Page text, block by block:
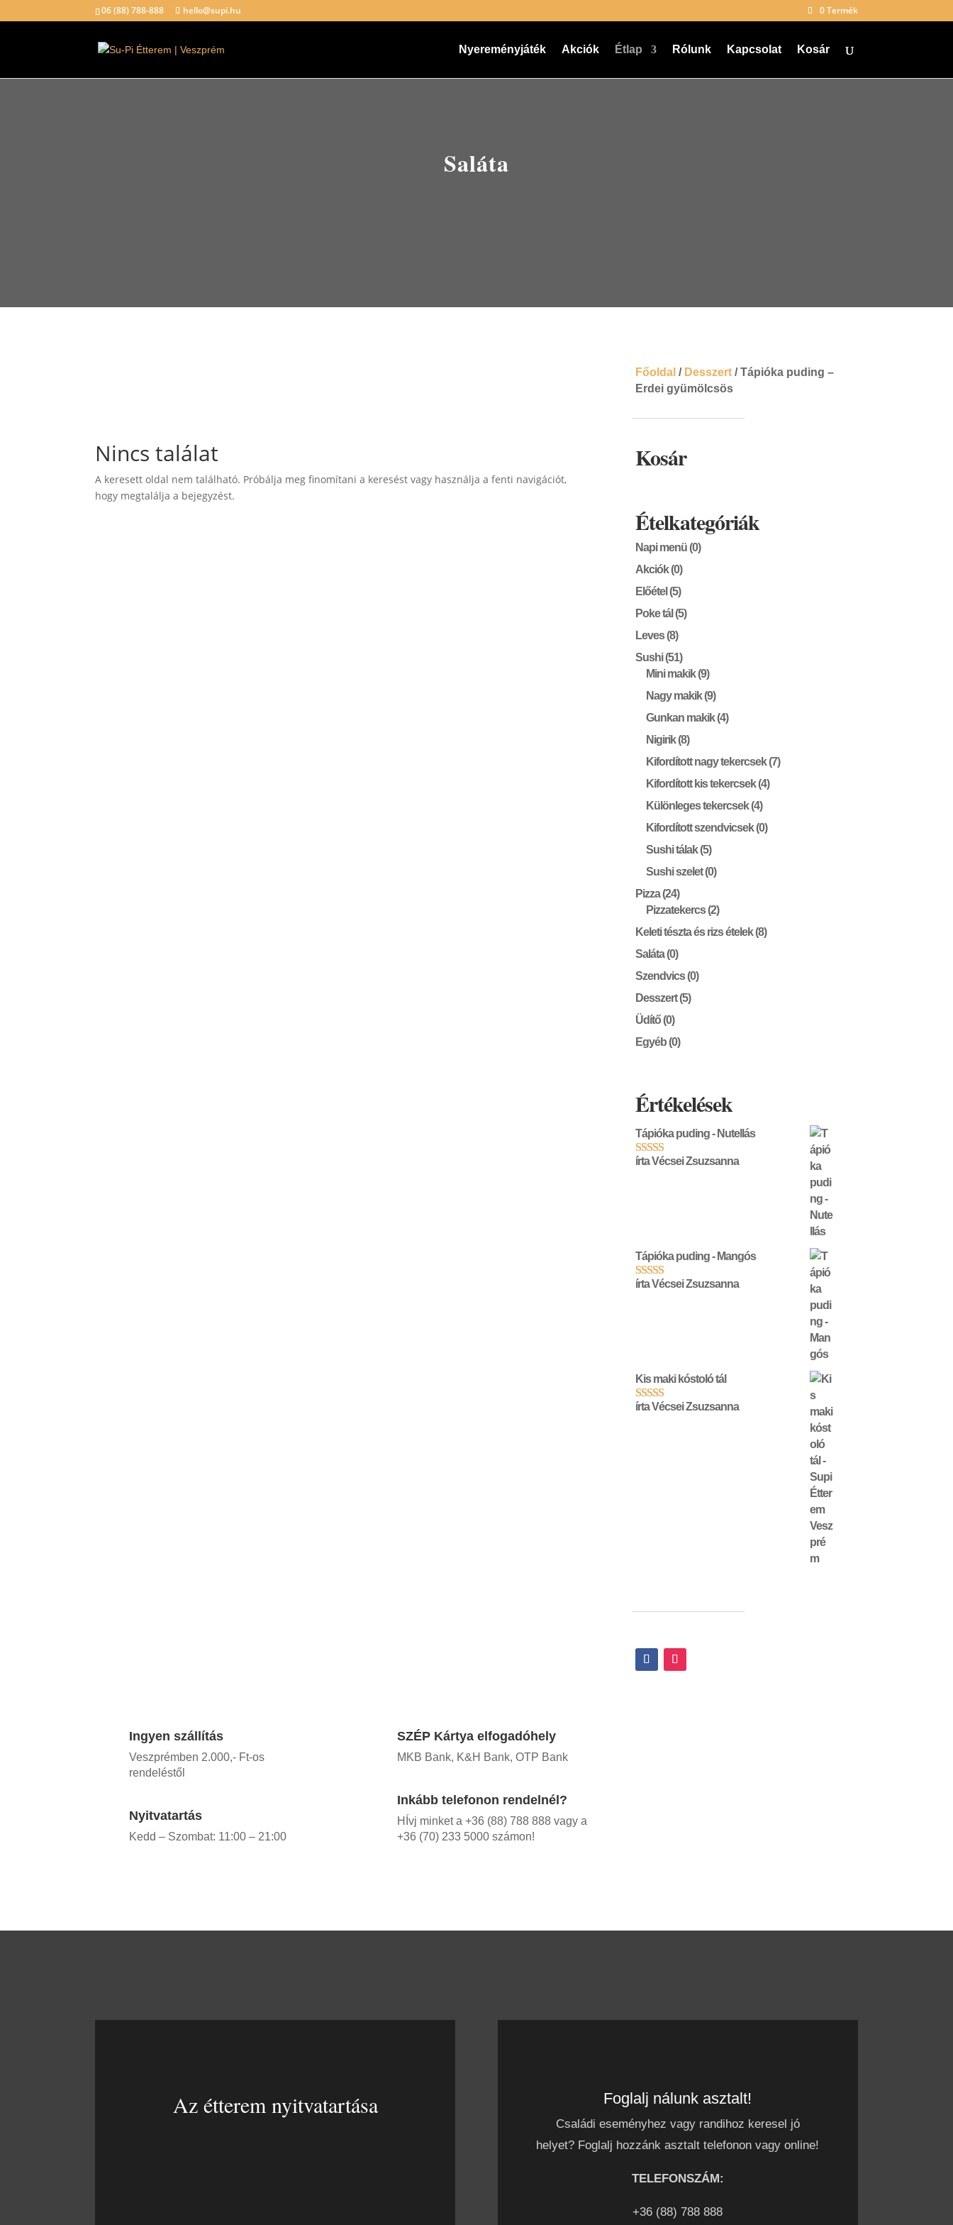
06 (88) 788-888 hello@supi.hu 0 Termék
Nyereményjáték Akciók Étlap Rólunk Kapcsolat Kosár
Saláta
Főoldal / Desszert/ Tápióka puding –
Erdei gyümölcsös
Nincs találat
A keresett oldal nem található. Próbálja meg finomítani a keresést vagy használja a fenti navigációt,
hogy megtalálja a bejegyzést.
Kosár
Ételkategóriák
Napi menü (0)
Akciók (0)
Előétel (5)
Poke tál (5)
Leves (8)
Sushi (51)
Mini makik (9)
Nagy makik (9)
Gunkan makik (4)
Nigirik (8)
Kifordított nagy tekercsek (7)
Kifordított kis tekercsek (4)
Különleges tekercsek (4)
Kifordított szendvicsek (0)
Sushi tálak (5)
Sushi szelet (0)
Pizza (24)
Pizzatekercs (2)
Keleti tészta és rizs ételek (8)
Saláta (0)
Szendvics (0)
Desszert (5)
Üdítő (0)
Egyéb (0)
Értékelések
Tápióka puding - Nutellás
Értékelés:5/ 5
írta Vécsei Zsuzsanna
Tápióka puding - Mangós
Értékelés:5/ 5
írta Vécsei Zsuzsanna
Kis maki kóstoló tál
Értékelés:5/ 5
írta Vécsei Zsuzsanna
Ingyen szállítás
Veszprémben 2.000,- Ft-os
rendeléstől
Nyitvatartás
Kedd – Szombat: 11:00 – 21:00
SZÉP Kártya elfogadóhely
MKB Bank, K&H Bank, OTP Bank
Inkább telefonon rendelnél?
HÍvj minket a +36 (88) 788 888 vagy a
+36 (70) 233 5000 számon!
Az étterem nyitvatartása Foglalj nálunk asztalt!
Családi eseményhez vagy randihoz keresel jó
helyet? Foglalj hozzánk asztalt telefonon vagy online!
TELEFONSZÁM:
+36 (88) 788 888